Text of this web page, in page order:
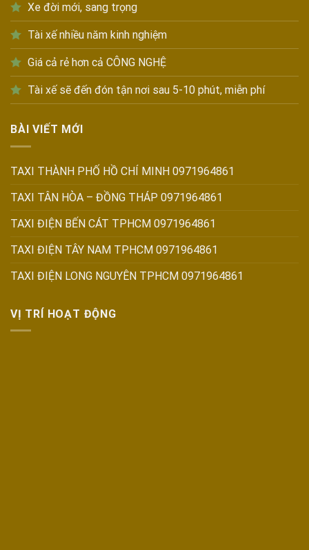
Xe đời mới, sang trọng
Tài xế nhiều năm kinh nghiệm
Giá cả rẻ hơn cả CÔNG NGHỆ
Tài xế sẽ đến đón tận nơi sau 5-10 phút, miễn phí
BÀI VIẾT MỚI
TAXI THÀNH PHỐ HỒ CHÍ MINH 0971964861
TAXI TÂN HÒA – ĐỒNG THÁP 0971964861
TAXI ĐIỆN BẾN CÁT TPHCM 0971964861
TAXI ĐIỆN TÂY NAM TPHCM 0971964861
TAXI ĐIỆN LONG NGUYÊN TPHCM 0971964861
VỊ TRÍ HOẠT ĐỘNG